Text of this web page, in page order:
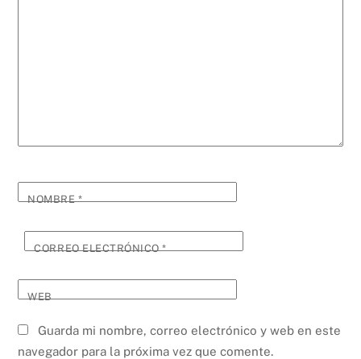
NOMBRE*
CORREO ELECTRÓNICO*
WEB
Guarda mi nombre, correo electrónico y web en este
navegador para la próxima vez que comente.